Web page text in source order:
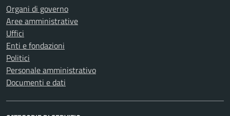
Organi di governo
Aree amministrative
Uffici
Enti e fondazioni
Politici
Personale amministrativo
Documenti e dati